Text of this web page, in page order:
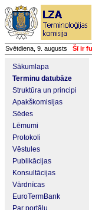
Svētdiena, 9. augusts Šī ir
Sākumlapa
Terminu datubāze
Struktūra un principi
Apakškomisijas
Sēdes
Lēmumi
Protokoli
Vēstules
Publikācijas
Konsultācijas
Vārdnīcas
EuroTermBank
Par portālu